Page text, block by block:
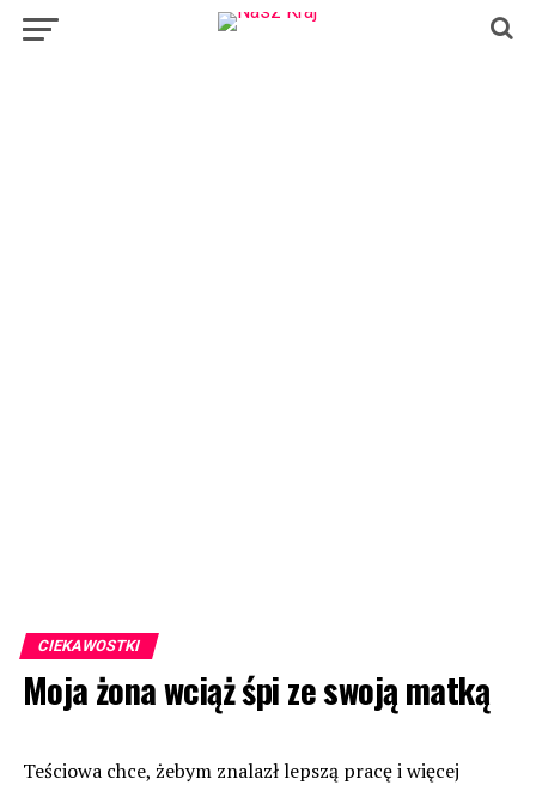
CIEKAWOSTKI
Moja żona wciąż śpi ze swoją matką
Teściowa chce, żebym znalazł lepszą pracę i więcej